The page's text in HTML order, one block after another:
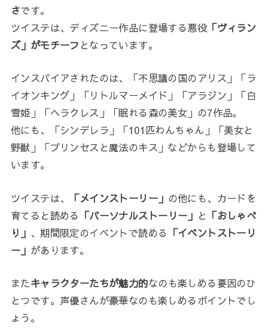
さです。
ツイステは、ディズニー作品に登場する悪役 「ヴィラン
ズ」がモチーフ となっています。
インスパイアされたのは、「不思議の国のアリス」「ラ
イオンキング」「リトルマーメイド」「アラジン」「白
雪姫」「ヘラクレス」「眠れる森の美女」の7作品。
他にも、「シンデレラ」「101匹わんちゃん」「美女と
野獣」「プリンセスと魔法のキス」などからも登場して
います。
ツイステは、 「メインストーリー」 の他にも、カードを
育てると読める 「パーソナルストーリー」 と 「おしゃべ
り」 、期間限定のイベントで読める 「イベントストーリ
ー」 があります。
またキャラクターたちが魅力的なのも楽しめる要因のひ
とつです。声優さんが豪華なのも楽しめるポイントでし
ょう。